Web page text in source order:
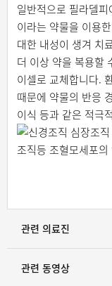
일반적으로 필라델
이라는 약물을 이용
대한 내성이 생겨 치
더 이상 약을 복용할
이셀로 교체합니다.
때문에 약물의 반응
이식 등과 같은 적극
관련 의료진
관련 동영상